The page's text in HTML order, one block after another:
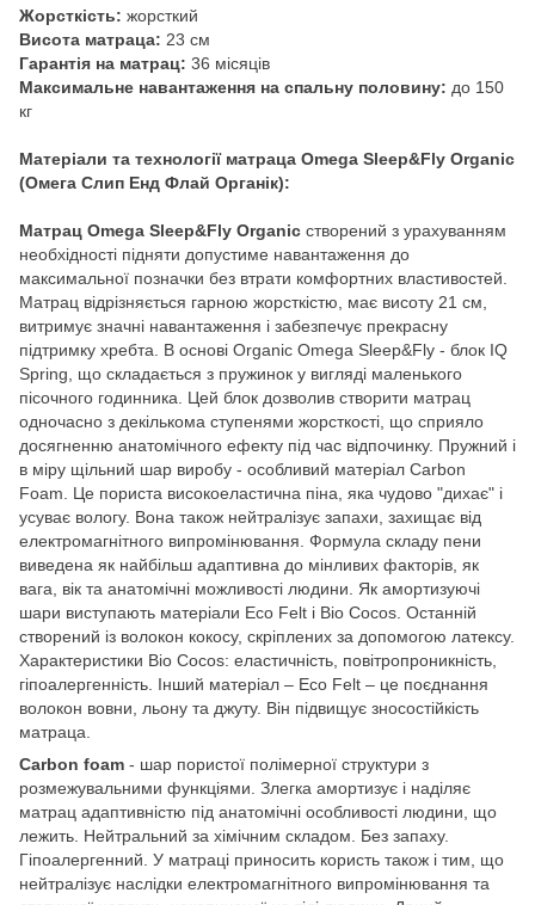
Жорсткість: жорсткий
Висота матраца: 23 см
Гарантія на матрац: 36 місяців
Максимальне навантаження на спальну половину: до 150
кг
Матеріали та технології матраца Omega Sleep&Fly Organic
(Омега Слип Енд Флай Органік):
Матрац Omega Sleep&Fly Organic створений з урахуванням
необхідності підняти допустиме навантаження до
максимальної позначки без втрати комфортних властивостей.
Матрац відрізняється гарною жорсткістю, має висоту 21 см,
витримує значні навантаження і забезпечує прекрасну
підтримку хребта. В основі Organic Omega Sleep&Fly - блок IQ
Spring, що складається з пружинок у вигляді маленького
пісочного годинника. Цей блок дозволив створити матрац
одночасно з декількома ступенями жорсткості, що сприяло
досягненню анатомічного ефекту під час відпочинку. Пружний і
в міру щільний шар виробу - особливий матеріал Carbon
Foam. Це пориста високоеластична піна, яка чудово "дихає" і
усуває вологу. Вона також нейтралізує запахи, захищає від
електромагнітного випромінювання. Формула складу пени
виведена як найбільш адаптивна до мінливих факторів, як
вага, вік та анатомічні можливості людини. Як амортизуючі
шари виступають матеріали Eco Felt і Bio Cocos. Останній
створений із волокон кокосу, скріплених за допомогою латексу.
Характеристики Bio Cocos: еластичність, повітропроникність,
гіпоалергенність. Інший матеріал – Eco Felt – це поєднання
волокон вовни, льону та джуту. Він підвищує зносостійкість
матраца.
Carbon foam - шар пористої полімерної структури з
розмежувальними функціями. Злегка амортизує і наділяє
матрац адаптивністю під анатомічні особливості людини, що
лежить. Нейтральний за хімічним складом. Без запаху.
Гіпоалергенний. У матраці приносить користь також і тим, що
нейтралізує наслідки електромагнітного випромінювання та